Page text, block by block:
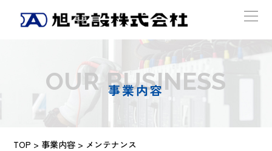
OUR BUSINESS
事業内容
TOP > 事業内容 > メンテナンス